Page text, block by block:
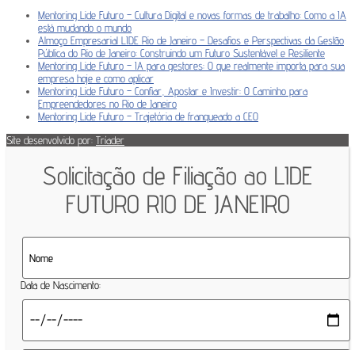
Mentoring Lide Futuro – Cultura Digital e novas formas de trabalho: Como a IA
está mudando o mundo
Almoço Empresarial LIDE Rio de Janeiro – Desafios e Perspectivas da Gestão
Pública do Rio de Janeiro: Construindo um Futuro Sustentável e Resiliente
Mentoring Lide Futuro – IA para gestores: O que realmente importa para sua
empresa hoje e como aplicar
Mentoring Lide Futuro – Confiar, Apostar e Investir: O Caminho para
Empreendedores no Rio de Janeiro
Mentoring Lide Futuro – Trajetória de franqueado a CEO
Site desenvolvido por: Tríader
Solicitação de Filiação ao LIDE
FUTURO RIO DE JANEIRO
Data de Nascimento: